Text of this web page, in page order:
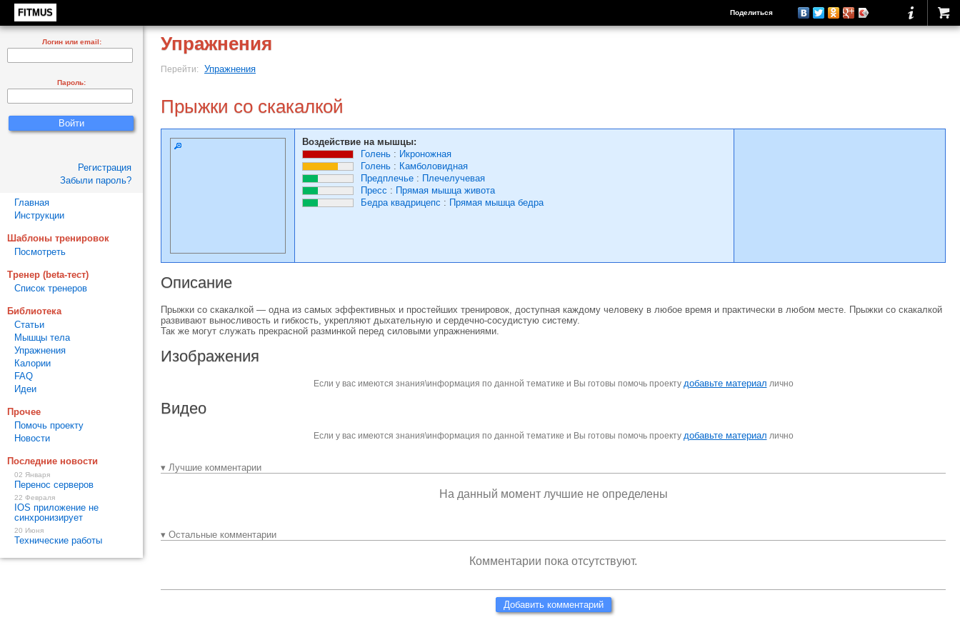
FITMUS Поделиться
Упражнения
Перейти: Упражнения
Прыжки со скакалкой
Воздействие на мышцы:
Голень : Икроножная
Голень : Камболовидная
Предплечье : Плечелучевая
Пресс : Прямая мышца живота
Бедра квадрицепс : Прямая мышца бедра
Описание
Прыжки со скакалкой — одна из самых эффективных и простейших тренировок, доступная каждому человеку в любое время и практически в любом месте. Прыжки со скакалкой
развивают выносливость и гибкость, укрепляют дыхательную и сердечно-сосудистую систему.
Так же могут служать прекрасной разминкой перед силовыми упражнениями.
Изображения
Если у вас имеются знания\информация по данной тематике и Вы готовы помочь проекту добавьте материал лично
Видео
Если у вас имеются знания\информация по данной тематике и Вы готовы помочь проекту добавьте материал лично
▾ Лучшие комментарии
На данный момент лучшие не определены
▾ Остальные комментарии
Комментарии пока отсутствуют.
Добавить комментарий
Логин или email:
Пароль:
Регистрация
Забыли пароль?
Главная
Инструкции
Шаблоны тренировок
Посмотреть
Тренер (beta-тест)
Список тренеров
Библиотека
Статьи
Мышцы тела
Упражнения
Калории
FAQ
Идеи
Прочее
Помочь проекту
Новости
Последние новости
02 Января
Перенос серверов
22 Февраля
IOS приложение не
синхронизирует
20 Июня
Технические работы